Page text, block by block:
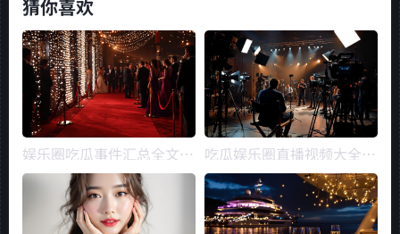
猜你喜欢
娱乐圈吃瓜事件汇总全文,
揭秘明星幕后真相
吃瓜娱乐圈直播视频大全,
吃瓜群众狂欢时刻大盘点